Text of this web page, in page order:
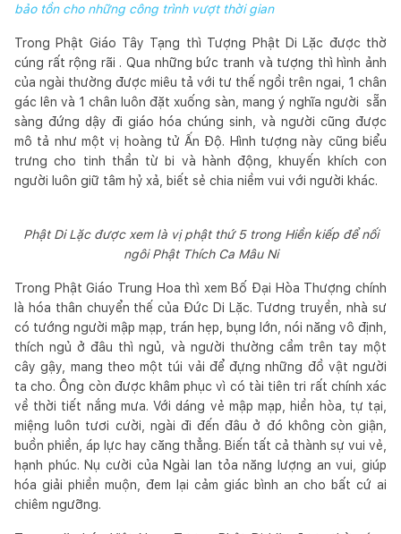
bảo tồn cho những công trình vượt thời gian
Trong Phật Giáo Tây Tạng thì Tượng Phật Di Lặc được thờ
cúng rất rộng rãi . Qua những bức tranh và tượng thì hình ảnh
của ngài thường được miêu tả với tư thế ngồi trên ngai, 1 chân
gác lên và 1 chân luôn đặt xuống sàn, mang ý nghĩa người sẵn
sàng đứng dậy đi giáo hóa chúng sinh, và người cũng được
mô tả như một vị hoàng tử Ấn Độ. Hình tượng này cũng biểu
trưng cho tinh thần từ bi và hành động, khuyến khích con
người luôn giữ tâm hỷ xả, biết sẻ chia niềm vui với người khác.
Phật Di Lặc được xem là vị phật thứ 5 trong Hiền kiếp để nối
ngôi Phật Thích Ca Mâu Ni
Trong Phật Giáo Trung Hoa thì xem Bố Đại Hòa Thượng chính
là hóa thân chuyển thế của Đức Di Lặc. Tương truyền, nhà sư
có tướng người mập mạp, trán hẹp, bụng lớn, nói năng vô định,
thích ngủ ở đâu thì ngủ, và người thường cầm trên tay một
cây gậy, mang theo một túi vải để đựng những đồ vật người
ta cho. Ông còn được khâm phục vì có tài tiên tri rất chính xác
về thời tiết nắng mưa. Với dáng vẻ mập mạp, hiền hòa, tự tại,
miệng luôn tươi cười, ngài đi đến đâu ở đó không còn giận,
buồn phiền, áp lực hay căng thẳng. Biến tất cả thành sự vui vẻ,
hạnh phúc. Nụ cười của Ngài lan tỏa năng lượng an vui, giúp
hóa giải phiền muộn, đem lại cảm giác bình an cho bất cứ ai
chiêm ngưỡng.